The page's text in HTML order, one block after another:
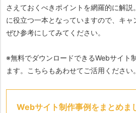
さえておくべきポイントを網羅的に解
に役立つ一本となっていますので、キャ
ぜひ参考にしてみてください。
※無料でダウンロードできるWebサイト
ます。こちらもあわせてご活用ください。
Webサイト制作事例をまとめま